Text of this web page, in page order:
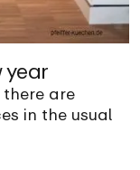
there are
in the usual